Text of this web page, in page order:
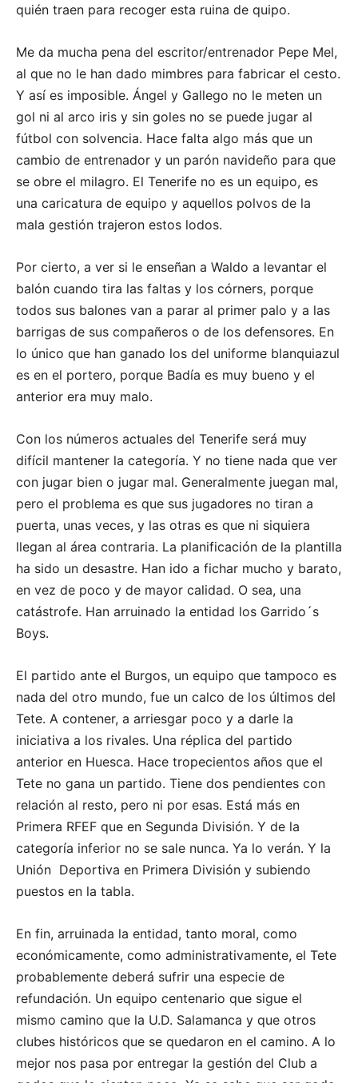
quién traen para recoger esta ruina de quipo.
Me da mucha pena del escritor/entrenador Pepe Mel,
al que no le han dado mimbres para fabricar el cesto.
Y así es imposible. Ángel y Gallego no le meten un
gol ni al arco iris y sin goles no se puede jugar al
fútbol con solvencia. Hace falta algo más que un
cambio de entrenador y un parón navideño para que
se obre el milagro. El Tenerife no es un equipo, es
una caricatura de equipo y aquellos polvos de la
mala gestión trajeron estos lodos.
Por cierto, a ver si le enseñan a Waldo a levantar el
balón cuando tira las faltas y los córners, porque
todos sus balones van a parar al primer palo y a las
barrigas de sus compañeros o de los defensores. En
lo único que han ganado los del uniforme blanquiazul
es en el portero, porque Badía es muy bueno y el
anterior era muy malo.
Con los números actuales del Tenerife será muy
difícil mantener la categoría. Y no tiene nada que ver
con jugar bien o jugar mal. Generalmente juegan mal,
pero el problema es que sus jugadores no tiran a
puerta, unas veces, y las otras es que ni siquiera
llegan al área contraria. La planificación de la plantilla
ha sido un desastre. Han ido a fichar mucho y barato,
en vez de poco y de mayor calidad. O sea, una
catástrofe. Han arruinado la entidad los Garrido´s
Boys.
El partido ante el Burgos, un equipo que tampoco es
nada del otro mundo, fue un calco de los últimos del
Tete. A contener, a arriesgar poco y a darle la
iniciativa a los rivales. Una réplica del partido
anterior en Huesca. Hace tropecientos años que el
Tete no gana un partido. Tiene dos pendientes con
relación al resto, pero ni por esas. Está más en
Primera RFEF que en Segunda División. Y de la
categoría inferior no se sale nunca. Ya lo verán. Y la
Unión Deportiva en Primera División y subiendo
puestos en la tabla.
En fin, arruinada la entidad, tanto moral, como
económicamente, como administrativamente, el Tete
probablemente deberá sufrir una especie de
refundación. Un equipo centenario que sigue el
mismo camino que la U.D. Salamanca y que otros
clubes históricos que se quedaron en el camino. A lo
mejor nos pasa por entregar la gestión del Club a